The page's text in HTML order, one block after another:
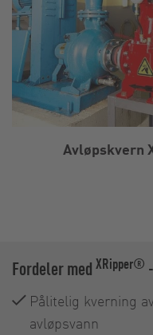
Avløpskvern
Fordeler med XRipper®
Pålitelig kverning
avløpsvann